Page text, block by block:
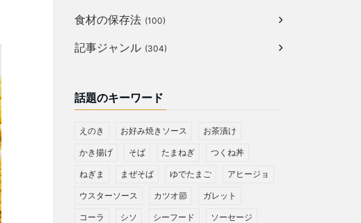
食材の保存法 (100)
記事ジャンル (304)
話題のキーワード
えのき お好み焼きソース お茶漬け
かき揚げ そば たまねぎ つくね丼
ねぎま まぜそば ゆでたまご アヒージョ
ウスターソース カツオ節 ガレット
コーラ シソ シーフード ソーセージ